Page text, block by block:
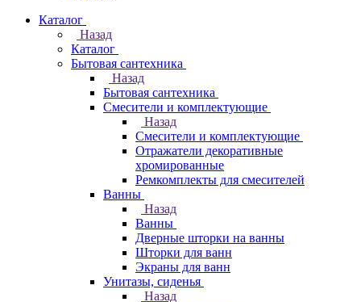
Каталог
Назад
Каталог
Бытовая сантехника
Назад
Бытовая сантехника
Смесители и комплектующие
Назад
Смесители и комплектующие
Отражатели декоративные
хромированные
Ремкомплекты для смесителей
Ванны
Назад
Ванны
Дверные шторки на ванны
Шторки для ванн
Экраны для ванн
Унитазы, сиденья
Назад